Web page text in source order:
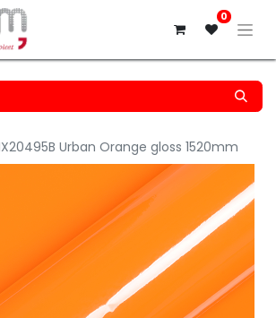
0
Urban Orange gloss 1520mm